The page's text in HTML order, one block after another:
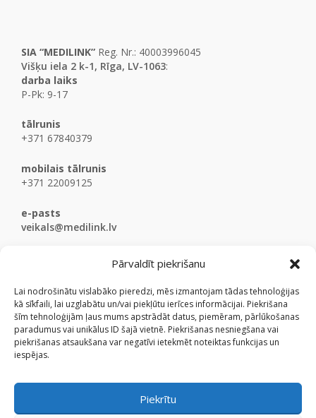
Pārvaldīt piekrišanu
Lai nodrošinātu vislabāko pieredzi, mēs izmantojam tādas tehnoloģijas
kā sīkfaili, lai uzglabātu un/vai piekļūtu ierīces informācijai. Piekrišana
šīm tehnoloģijām ļaus mums apstrādāt datus, piemēram, pārlūkošanas
paradumus vai unikālus ID šajā vietnē. Piekrišanas nesniegšana vai
piekrišanas atsaukšana var negatīvi ietekmēt noteiktas funkcijas un
iespējas.
Piekrītu
SIA “MEDILINK” Reg. Nr.: 40003996045
Višķu iela 2 k-1, Rīga, LV-1063:
darba laiks
P-Pk: 9-17
tālrunis
+371 67840379
mobilais tālrunis
+371 22009125
e-pasts
veikals@medilink.lv